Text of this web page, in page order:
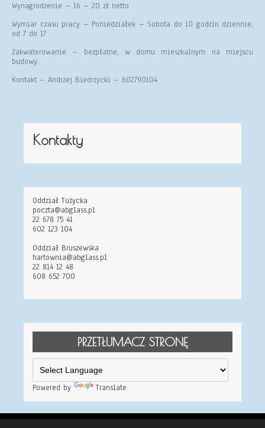
Wynagrodzenie – 16 – 20 zł netto
Wymiar czasu pracy – Poniedziałek – Sobota do 10 godzin dziennie,
od 7 do 17
Zakwaterowanie – bezpłatne, w domu mieszkalnym na miejscu
budowy.
Kontakt – Andrzej Biedrzycki – 602790104
Kontakty
Oddział Tużycka
poczta@abglass.pl
22 678 75 41
602 123 104
Oddział Bruszewska
hartownia@abglass.pl
22 814 12 48
608 652 700
PRZETŁUMACZ STRONĘ
Powered by Translate